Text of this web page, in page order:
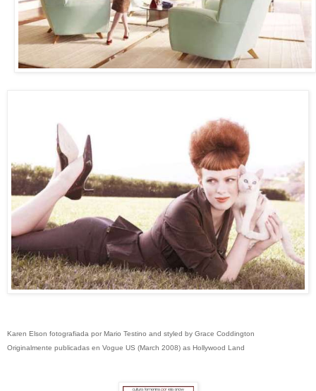
Karen Elson fotografiada por Mario Testino and styled by Grace Coddington
Originalmente publicadas en Vogue US (March 2008) as Hollywood Land